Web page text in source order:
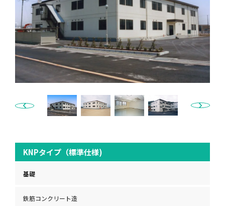
KNPタイプ（標準仕様)
基礎
鉄筋コンクリート造